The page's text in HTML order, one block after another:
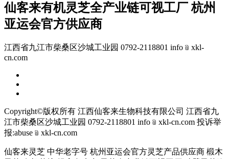
仙客来有机灵芝全产业链可视工厂 杭州
亚运会官方供应商
江西省九江市柴桑区沙城工业园 0792-2118801 info﹫xkl-
cn.com
Copyright©版权所有 江西仙客来生物科技有限公司 江西省九
江市柴桑区沙城工业园 0792-2118801 info﹫xkl-cn.com 投诉举
报:abuse﹫xkl-cn.com
仙客来灵芝 中华老字号 杭州亚运会官方灵芝产品供应商 椴木